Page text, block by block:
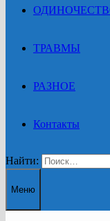
ТРАВМЫ
РАЗНОЕ
Контакты
Найти:
Меню